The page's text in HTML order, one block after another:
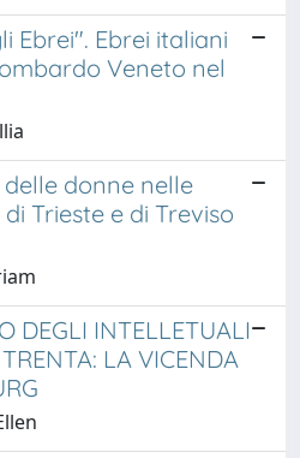
Ebrei". Ebrei italiani
Veneto nel
donne nelle
Trieste e di Treviso
DEGLI INTELLETUALI
LA VICENDA